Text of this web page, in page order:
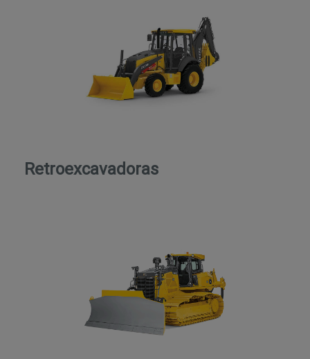
Retroexcavadoras